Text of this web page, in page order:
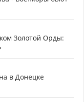
Золотой Орды:
в Донецке